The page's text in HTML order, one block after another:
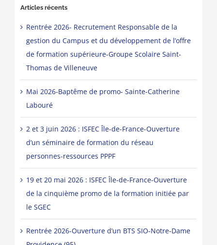
Articles récents
Rentrée 2026- Recrutement Responsable de la
gestion du Campus et du développement de l’offre
de formation supérieure-Groupe Scolaire Saint-
Thomas de Villeneuve
Mai 2026-Baptême de promo- Sainte-Catherine
Labouré
2 et 3 juin 2026 : ISFEC Île-de-France-Ouverture
d’un séminaire de formation du réseau
personnes-ressources PPPF
19 et 20 mai 2026 : ISFEC Île-de-France-Ouverture
de la cinquième promo de la formation initiée par
le SGEC
Rentrée 2026-Ouverture d’un BTS SIO-Notre-Dame